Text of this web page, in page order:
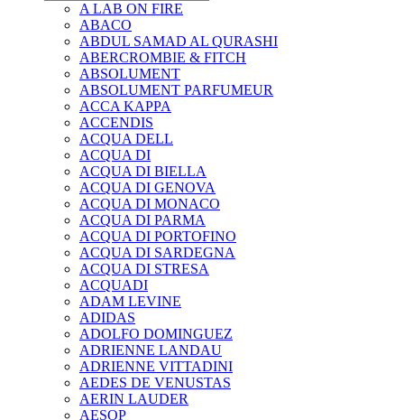
A LAB ON FIRE
ABACO
ABDUL SAMAD AL QURASHI
ABERCROMBIE & FITCH
ABSOLUMENT
ABSOLUMENT PARFUMEUR
ACCA KAPPA
ACCENDIS
ACQUA DELL
ACQUA DI
ACQUA DI BIELLA
ACQUA DI GENOVA
ACQUA DI MONACO
ACQUA DI PARMA
ACQUA DI PORTOFINO
ACQUA DI SARDEGNA
ACQUA DI STRESA
ACQUADI
ADAM LEVINE
ADIDAS
ADOLFO DOMINGUEZ
ADRIENNE LANDAU
ADRIENNE VITTADINI
AEDES DE VENUSTAS
AERIN LAUDER
AESOP